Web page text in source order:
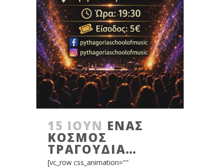
15 ΙΟΎΝ ΈΝΑΣ
ΚΟΣΜΟΣ
ΤΡΑΓΟΥΔΙΑ…
[vc_row css_animation=""